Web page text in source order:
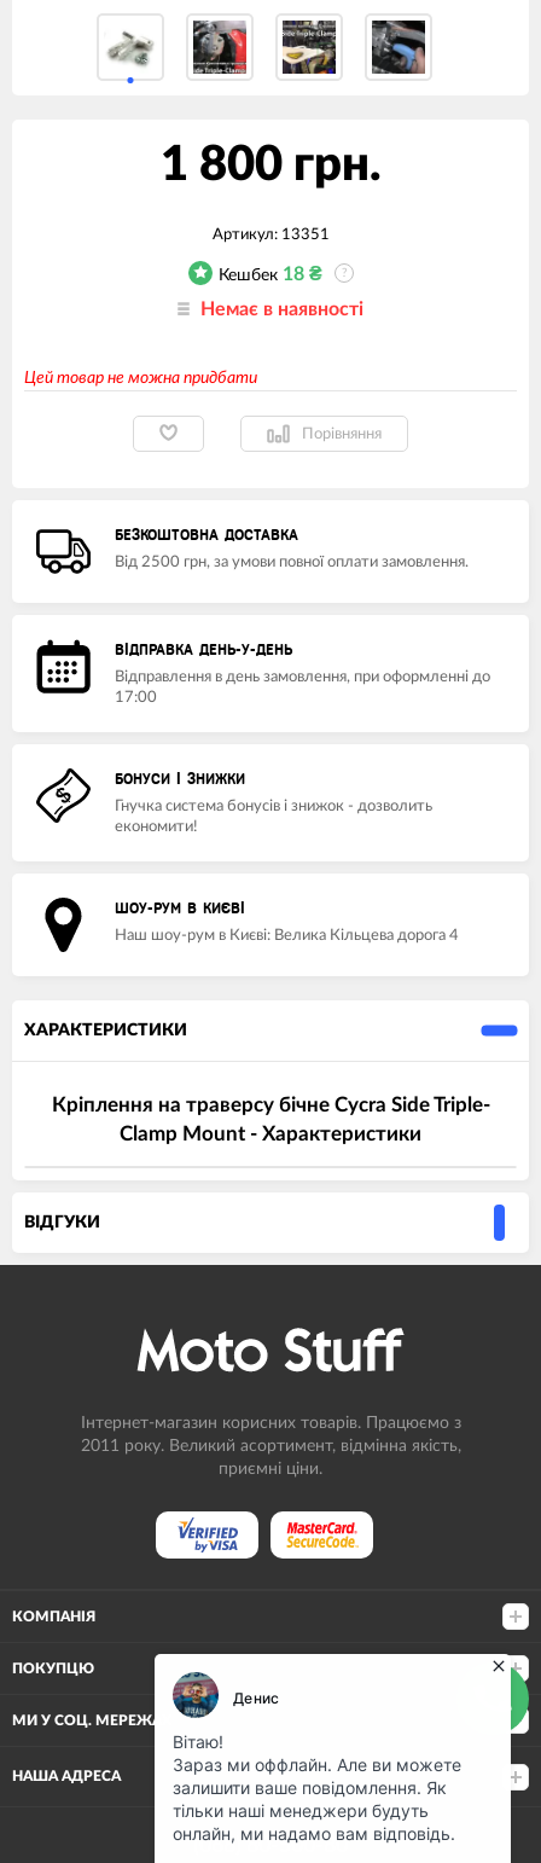
1 800 грн.
Артикул: 13351
Кешбек 18₴ ?
Немає в наявності
Цей товар не можна придбати
Порівняння
БЕЗКОШТОВНА ДОСТАВКА
Від 2500 грн, за умови повної оплати замовлення.
ВІДПРАВКА ДЕНЬ-У-ДЕНЬ
Відправлення в день замовлення, при оформленні до
17:00
БОНУСИ І ЗНИЖКИ
Гнучка система бонусів і знижок - дозволить
економити!
ШОУ-РУМ В КИЄВІ
Наш шоу-рум в Києві: Велика Кільцева дорога 4
ХАРАКТЕРИСТИКИ
Кріплення на траверсу бічне Cycra Side Triple-
Clamp Mount - Характеристики
ВIДГУКИ
Інтернет-магазин корисних товарів. Працюємо з
2011 року. Великий асортимент, відмінна якість,
приємні ціни.
КОМПАНІЯ
ПОКУПЦЮ
МИ У СОЦ. МЕРЕЖАХ
НАША АДРЕСА
(068) 80-500-80